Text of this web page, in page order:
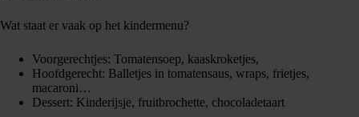
Wat staat er vaak op het kindermenu?
Voorgerechtjes: Tomatensoep, kaaskroketjes,
Hoofdgerecht: Balletjes in tomatensaus, wraps, frietjes,
macaroni…
Dessert: Kinderijsje, fruitbrochette, chocoladetaart